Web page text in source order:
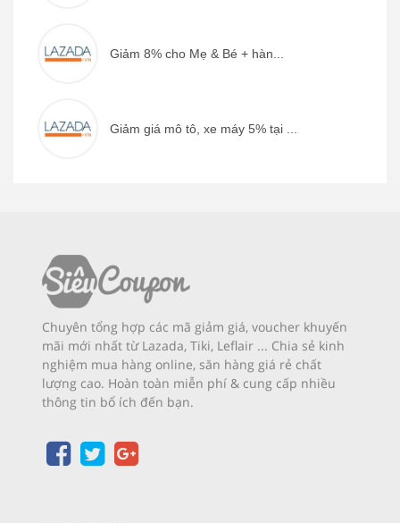
Giảm 8% cho Mẹ & Bé + hàn...
Giảm giá mô tô, xe máy 5% tại ...
Chuyên tổng hợp các mã giảm giá, voucher khuyến
mãi mới nhất từ Lazada, Tiki, Leflair ... Chia sẻ kinh
nghiệm mua hàng online, săn hàng giá rẻ chất
lượng cao. Hoàn toàn miễn phí & cung cấp nhiều
thông tin bổ ích đến bạn.